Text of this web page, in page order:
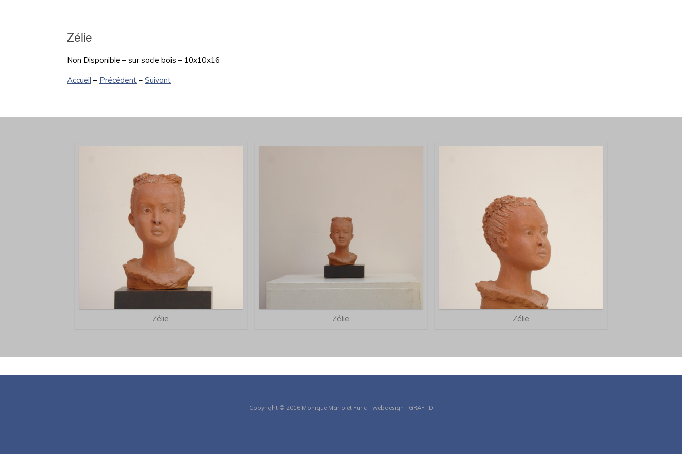
Zélie
Non Disponible – sur socle bois – 10x10x16
Accueil – Précédent – Suivant
Zélie Zélie Zélie
Copyright © 2016 Monique Marjolet Furic - webdesign : GRAF-ID